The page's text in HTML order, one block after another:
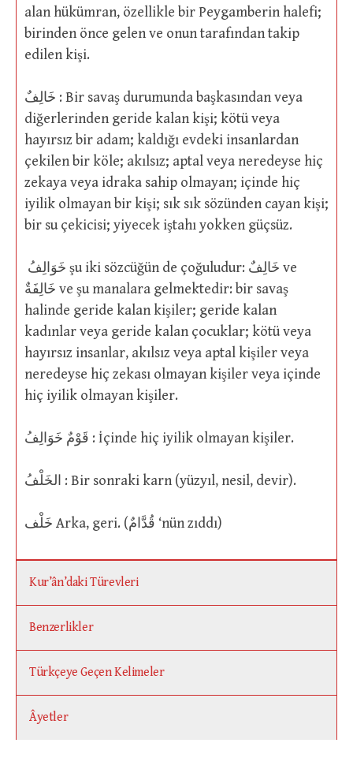
alan hükümran, özellikle bir Peygamberin halefi;
birinden önce gelen ve onun tarafından takip
edilen kişi.
خَالِفٌ : Bir savaş durumunda başkasından veya
diğerlerinden geride kalan kişi; kötü veya
hayırsız bir adam; kaldığı evdeki insanlardan
çekilen bir köle; akılsız; aptal veya neredeyse hiç
zekaya veya idraka sahip olmayan; içinde hiç
iyilik olmayan bir kişi; sık sık sözünden cayan kişi;
bir su çekicisi; yiyecek iştahı yokken güçsüz.
خَالِفَةٌ ve şu manalara gelmektedir: bir savaş
halinde geride kalan kişiler; geride kalan
kadınlar veya geride kalan çocuklar; kötü veya
hayırsız insanlar, akılsız veya aptal kişiler veya
neredeyse hiç zekası olmayan kişiler veya içinde
hiç iyilik olmayan kişiler.
قَوْمٌ خَوَالِفُ : İçinde hiç iyilik olmayan kişiler.
الخَلْفُ : Bir sonraki karn (yüzyıl, nesil, devir).
خَلْف Arka, geri. (قُدَّامٌ ‘nün zıddı)
Kur’ân’daki Türevleri
Benzerlikler
Türkçeye Geçen Kelimeler
Âyetler